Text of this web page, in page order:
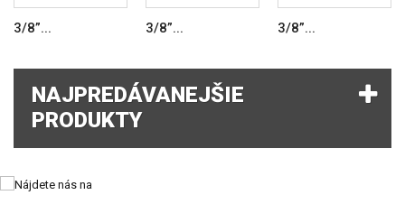
3/8”... 3/8”... 3/8”...
NAJPREDÁVANEJŠIE
PRODUKTY